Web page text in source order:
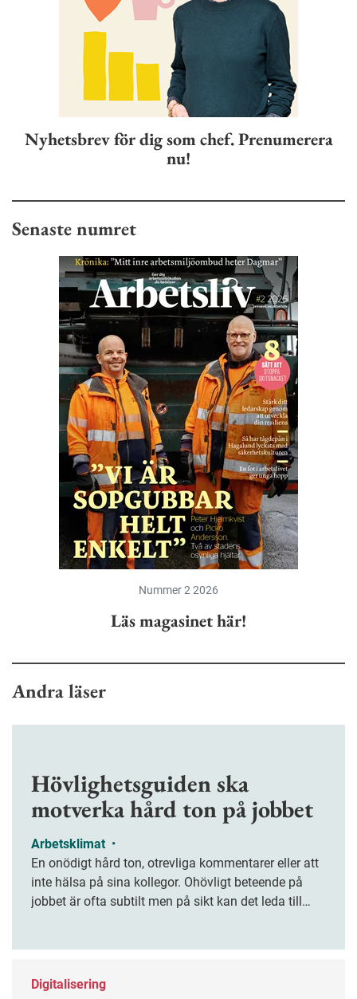
Nyhetsbrev för dig som chef. Prenumerera
nu!
Senaste numret
Nummer 2 2026
Läs magasinet här!
Andra läser
Hövlighetsguiden ska
motverka hård ton på jobbet
Arbetsklimat •
En onödigt hård ton, otrevliga kommentarer eller att
inte hälsa på sina kollegor. Ohövligt beteende på
jobbet är ofta subtilt men på sikt kan det leda till
Digitalisering